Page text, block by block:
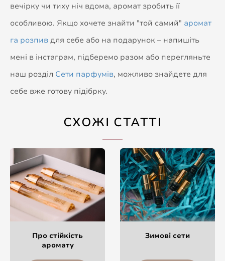
вечірку чи тиху ніч вдома, аромат зробить її
особливою. Якщо хочете знайти "той самий" аромат
га розпив для себе або на подарунок – напишіть
мені в інстаграм, підберемо разом або перегляньте
наш розділ Сети парфумів, можливо знайдете для
себе вже готову підібрку.
СХОЖІ СТАТТІ
Про стійкість
аромату
Зимові сети